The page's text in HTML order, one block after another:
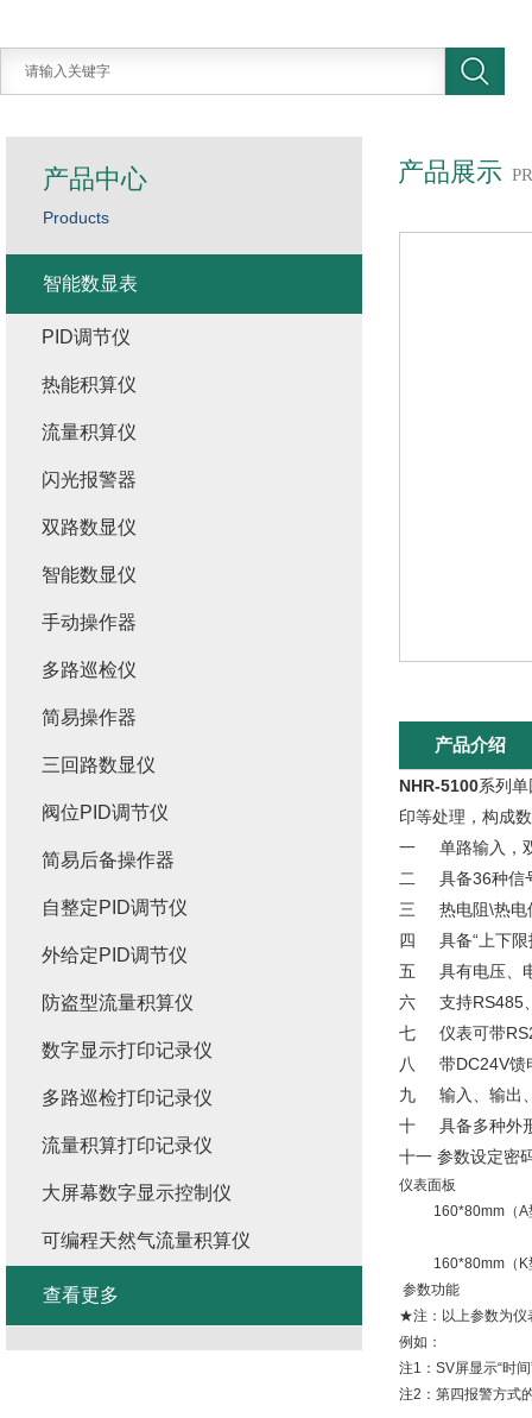
产品展示
产品介绍
NHR-5100系列
印等处理，构成
一 单路输入，双
二 具备36种信
三 热电阻\热电
四 具备“上下限
五 具有电压、
六 支持RS485、
七 仪表可带
八 带DC24V馈
九 输入、输出
十 具备多种外
十一 参数设定密
仪表面板
160*80mm（A
160*80mm（K
参数功能
★注：以上参数为仪
例如：
注1：SV屏显示“时
注2：第四报警方式
产品中心
Products
智能数显表
PID调节仪
热能积算仪
流量积算仪
闪光报警器
双路数显仪
智能数显仪
手动操作器
多路巡检仪
简易操作器
三回路数显仪
阀位PID调节仪
简易后备操作器
自整定PID调节仪
外给定PID调节仪
防盗型流量积算仪
数字显示打印记录仪
多路巡检打印记录仪
流量积算打印记录仪
大屏幕数字显示控制仪
可编程天然气流量积算仪
查看更多